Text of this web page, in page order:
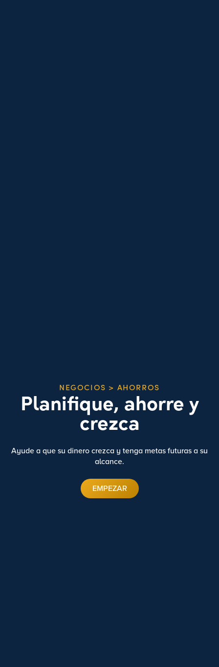
NEGOCIOS > AHORROS
Planifique, ahorre y
crezca
Ayude a que su dinero crezca y tenga metas futuras a su
alcance.
EMPEZAR